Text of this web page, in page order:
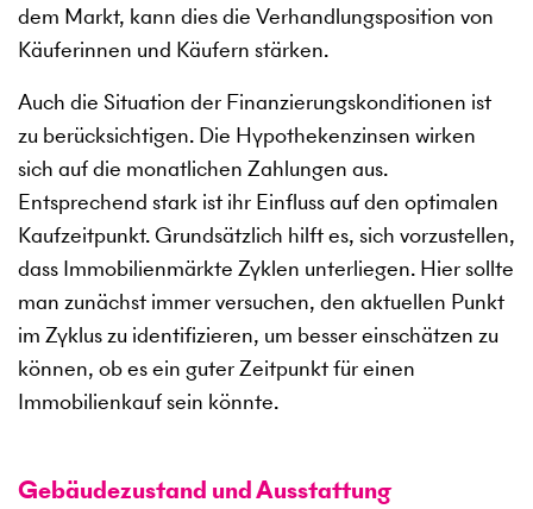
dem Markt, kann dies die Verhandlungsposition von
Käuferinnen und Käufern stärken.
Auch die Situation der Finanzierungskonditionen ist
zu berücksichtigen. Die Hypothekenzinsen wirken
sich auf die monatlichen Zahlungen aus.
Entsprechend stark ist ihr Einfluss auf den optimalen
Kaufzeitpunkt. Grundsätzlich hilft es, sich vorzustellen,
dass Immobilienmärkte Zyklen unterliegen. Hier sollte
man zunächst immer versuchen, den aktuellen Punkt
im Zyklus zu identifizieren, um besser einschätzen zu
können, ob es ein guter Zeitpunkt für einen
Immobilienkauf sein könnte.
Gebäudezustand und Ausstattung